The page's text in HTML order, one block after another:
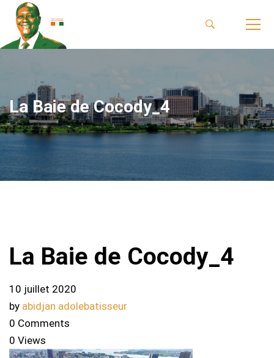
La Baie de Cocody_4
La Baie de Cocody_4
10 juillet 2020
by abidjan adolebatisseur
0 Comments
0 Views